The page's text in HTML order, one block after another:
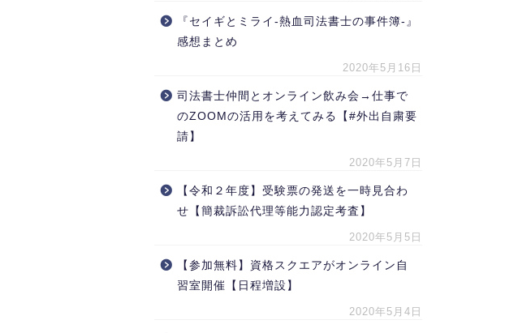
『セイギとミライ-熱血司法書士の事件簿-』
感想まとめ
2020年5月16日
司法書士仲間とオンライン飲み会→仕事で
のZOOMの活用を考えてみる【#外出自粛要
請】
2020年5月7日
【令和２年度】受験票の発送を一時見合わ
せ【簡裁訴訟代理等能力認定考査】
2020年5月5日
【参加無料】資格スクエアがオンライン自
習室開催【日程増設】
2020年5月4日